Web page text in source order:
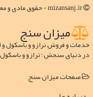
میزان سنج
خدمات و فروش ترازو و باسکول
در دنیای سنجش ؛ ترازو و
صفحات میزان سنج